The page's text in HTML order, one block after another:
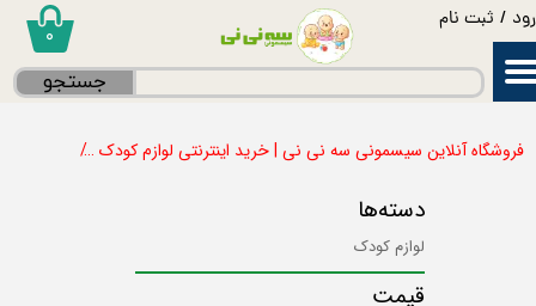
/ ثبت نام
حساب کاربری من
سفارشات
۰
جستجو
فروشگاه آنلاین سیسمونی سه نی نی | خرید اینترنتی لوازم کودک
دسته‌ها
لوازم کودک
قیمت